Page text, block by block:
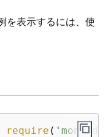
を表示するには、使
require ( 'mongodb'